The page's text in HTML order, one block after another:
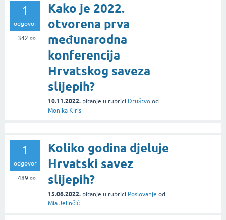
1
odgovor
342 👀
Kako je 2022.
otvorena prva
međunarodna
konferencija
Hrvatskog saveza
slijepih?
10.11.2022. pitanje u rubrici Društvo od
Monika Kiris
1
odgovor
489 👀
Koliko godina djeluje
Hrvatski savez
slijepih?
15.06.2022. pitanje u rubrici Poslovanje od
Mia Jelinčić